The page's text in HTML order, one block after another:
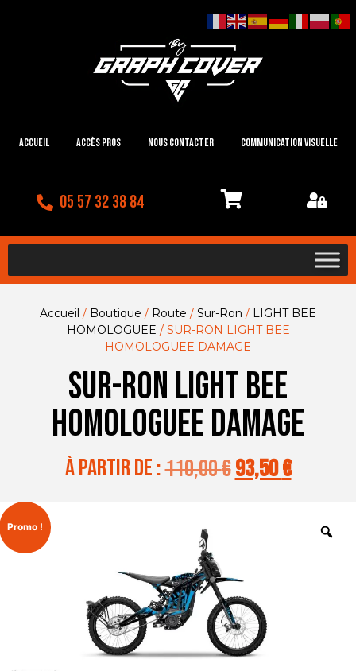
Accueil Accès Pros Nous contacter Communication visuelle
05 57 32 38 84
Accueil / Boutique / Route / Sur-Ron / LIGHT BEE
HOMOLOGUEE / SUR-RON LIGHT BEE
HOMOLOGUEE DAMAGE
SUR-RON LIGHT BEE
HOMOLOGUEE DAMAGE
à partir de :110,00€93,50€
Promo !